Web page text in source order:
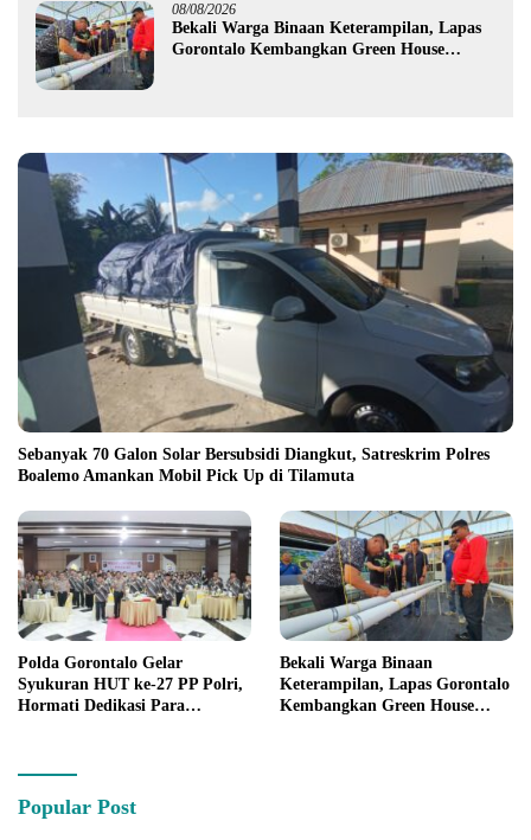
08/08/2026
Bekali Warga Binaan Keterampilan, Lapas
Gorontalo Kembangkan Green House
Sebanyak 70 Galon Solar Bersubsidi Diangkut, Satreskrim Polres
Boalemo Amankan Mobil Pick Up di Tilamuta
Polda Gorontalo Gelar
Syukuran HUT ke-27 PP Polri,
Hormati Dedikasi Para
Bekali Warga Binaan
Keterampilan, Lapas Gorontalo
Kembangkan Green House
Popular Post